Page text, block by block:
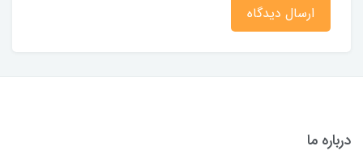
ارسال دیدگاه
درباره ما